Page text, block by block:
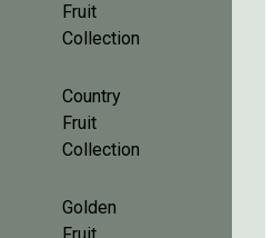
Fruit
Collection
Country
Fruit
Collection
Golden